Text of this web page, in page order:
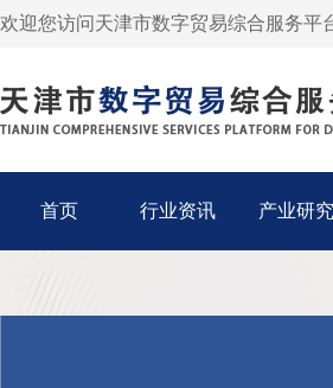
欢迎您访问天津市数字贸易综合服务平
首页 行业资讯 产业研究